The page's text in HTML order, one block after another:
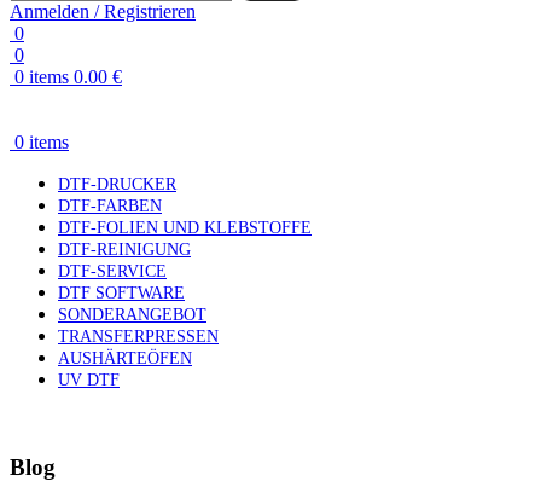
Anmelden / Registrieren
0
0
0 items 0.00 €
0 items
DTF-DRUCKER
DTF-FARBEN
DTF-FOLIEN UND KLEBSTOFFE
DTF-REINIGUNG
DTF-SERVICE
DTF SOFTWARE
SONDERANGEBOT
TRANSFERPRESSEN
AUSHÄRTEÖFEN
UV DTF
Blog